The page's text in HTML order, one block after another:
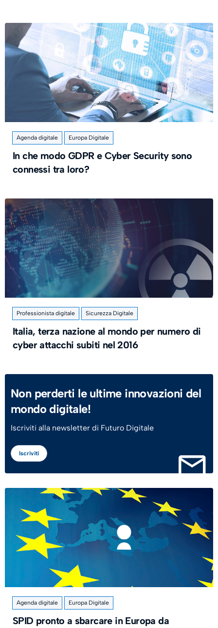
Agenda digitale Europa Digitale
In che modo GDPR e Cyber Security sono
connessi tra loro?
Professionista digitale Sicurezza Digitale
Italia, terza nazione al mondo per numero di
cyber attacchi subiti nel 2016
Non perderti le ultime innovazioni del
mondo digitale!
Iscriviti alla newsletter di Futuro Digitale
Iscriviti
Agenda digitale Europa Digitale
SPID pronto a sbarcare in Europa da